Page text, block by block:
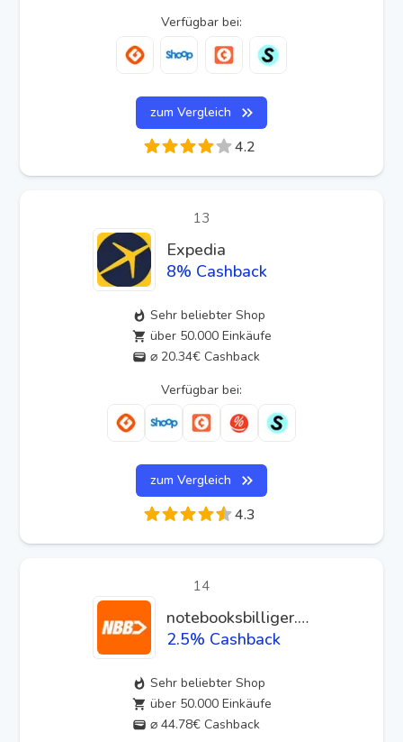
Verfügbar bei:
zum Vergleich
4.2
13
Expedia
8% Cashback
Sehr beliebter Shop
über 50.000 Einkäufe
⌀ 20.34€ Cashback
Verfügbar bei:
zum Vergleich
4.3
14
notebooksbilliger.de
2.5% Cashback
Sehr beliebter Shop
über 50.000 Einkäufe
⌀ 44.78€ Cashback